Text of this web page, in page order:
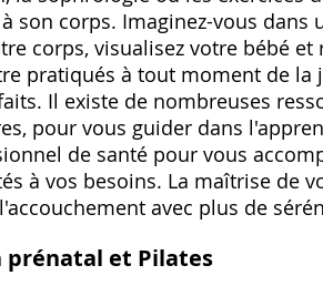
son corps. Imaginez-vous
corps, visualisez votre bébé
pratiqués à tout moment de
Il existe de nombreuses
pour vous guider dans
de santé pour vous
à vos besoins. La maîtrise de
avec plus de
prénatal et Pilates